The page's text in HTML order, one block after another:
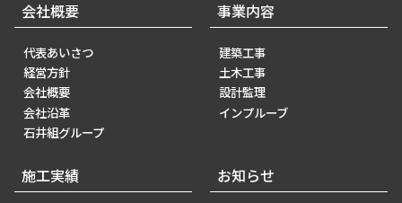
会社概要
代表あいさつ
経営方針
会社概要
会社沿革
石井組グループ
事業内容
建築工事
土木工事
設計監理
インプルーブ
施工実績 お知らせ